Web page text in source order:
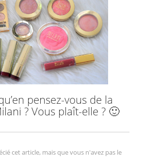
pensez-vous de la
? Vous plaît-elle ? 🙂
cet article, mais que vous n'avez pas le